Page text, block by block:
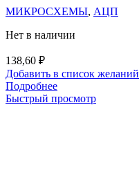
МИКРОСХЕМЫ, АЦП
Нет в наличии
138,60 ₽
Добавить в список желаний
Подробнее
Быстрый просмотр